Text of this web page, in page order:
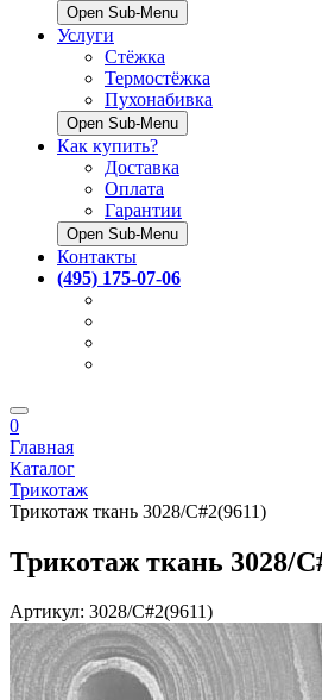
Open Sub-Menu
Услуги
Стёжка
Термостёжка
Пухонабивка
Open Sub-Menu
Как купить?
Доставка
Оплата
Гарантии
Open Sub-Menu
Контакты
(495) 175-07-06
0
Главная
Каталог
Трикотаж
Трикотаж ткань 3028/C#2(9611)
Трикотаж ткань 3028/
Артикул: 3028/C#2(9611)